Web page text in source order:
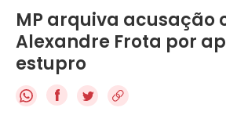
MP arquiva acusação
Alexandre Frota por
estupro
f